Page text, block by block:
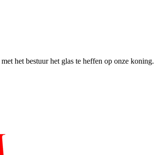
het bestuur het glas te heffen op onze koning.